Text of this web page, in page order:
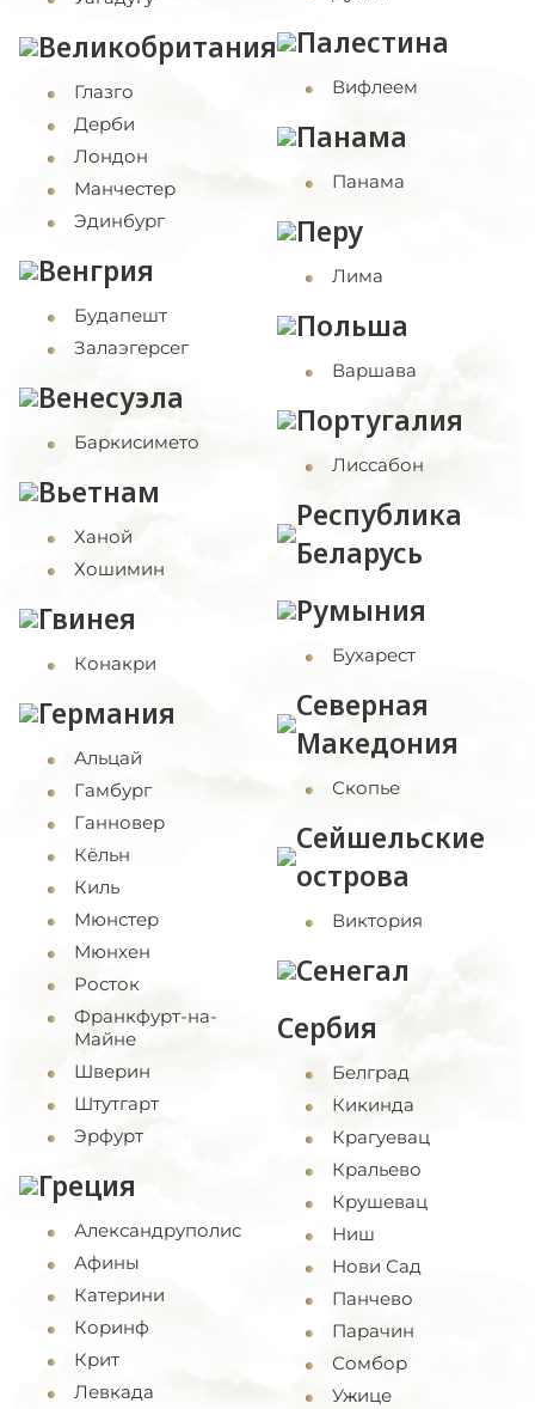
Великобритания
Глазго
Дерби
Лондон
Манчестер
Эдинбург
Венгрия
Будапешт
Залаэгерсег
Венесуэла
Баркисимето
Вьетнам
Ханой
Хошимин
Гвинея
Конакри
Германия
Альцай
Гамбург
Ганновер
Кёльн
Киль
Мюнстер
Мюнхен
Росток
Франкфурт-на-
Майне
Шверин
Штутгарт
Эрфурт
Греция
Александруполис
Афины
Катерини
Коринф
Крит
Левкада
Палестина
Вифлеем
Панама
Панама
Перу
Лима
Польша
Варшава
Португалия
Лиссабон
Республика
Беларусь
Румыния
Бухарест
Северная
Македония
Скопье
Сейшельские
острова
Виктория
Сенегал
Сербия
Белград
Кикинда
Крагуевац
Кральево
Крушевац
Ниш
Нови Сад
Панчево
Парачин
Сомбор
Ужице